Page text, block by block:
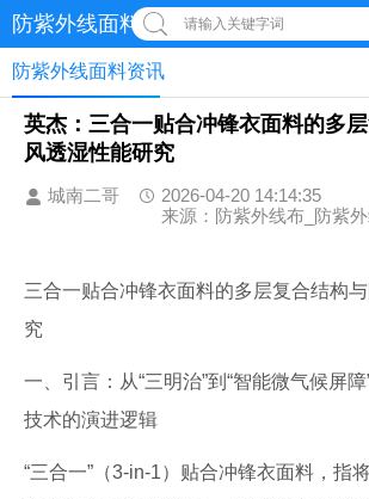
防紫外线面料网 请输入关键字词
防紫外线面料资讯
英杰：三合一贴合冲锋衣面料的多
风透湿性能研究
城南二哥
2026-04-20 14:14:35
来源：防紫外线布_防紫
三合一贴合冲锋衣面料的多层复合结构
究
一、引言：从“三明治”到“智能微气候屏
技术的演进逻辑
“三合一”（3-in-1）贴合冲锋衣面料，指